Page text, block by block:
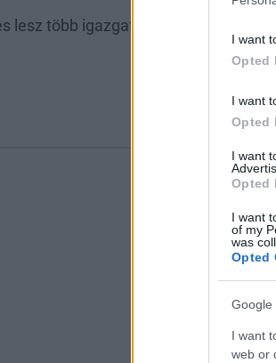
I want
Opted
I want
Opted
I want
Opted
I want
of my
was
Opted
Google
I want
web or
lesz több igazgatási eljárás